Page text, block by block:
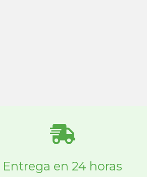
Entrega en 24 horas